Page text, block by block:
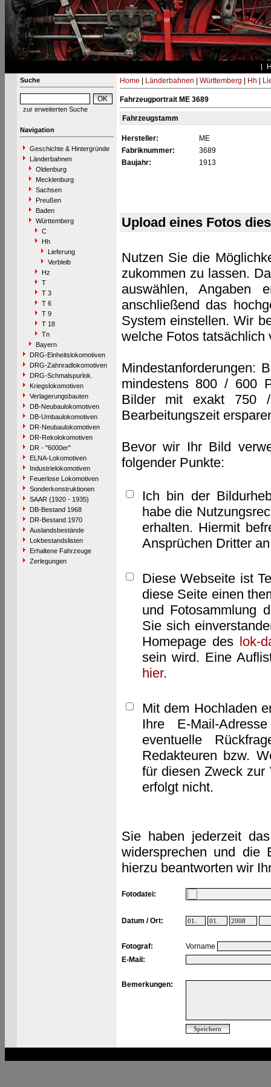
Suche
zur erweiterten Suche
Navigation
Geschichte & Hintergründe
Länderbahnen
Oldenburg
Mecklenburg
Sachsen
Preußen
Baden
Württemberg
C
Hh
Lieferung
Verbleib
Hz
T
T 3
T 6
T 9
T 18
Tn
Bayern
DRG-Einheitslokomotiven
DRG-Zahnradlokomotiven
DRG-Schmalspurlok.
Kriegslokomotiven
Verlagerungsbauten
DB-Neubaulokomotiven
DB-Umbaulokomotiven
DR-Neubaulokomotiven
DR-Rekolokomotiven
DR - "6000er"
ELNA-Lokomotiven
Industrielokomotiven
Feuerlose Lokomotiven
Sonderkonstruktionen
SAAR (1920 - 1935)
DB-Bestand 1968
DR-Bestand 1970
Auslandsbestände
Lokbestandslisten
Erhaltene Fahrzeuge
Zerlegungen
Home Länderbahnen Württemberg Hh
Fahrzeugportrait ME 3689
Fahrzeugstamm
Hersteller:
ME
Fabriknummer:
3689
Baujahr:
1913
Upload eines Fotos
Nutzen Sie die
zukommen zu lassen.
auswählen, Angaben
anschließend das
System einstellen. Wir
welche Fotos tatsächlich
Mindestanforderungen:
mindestens 800 / 600
Bilder mit exakt 750
Bearbeitungszeit
Bevor wir Ihr Bild
folgender Punkte:
Ich bin der
habe die
erhalten. Hiermit
Ansprüchen Dritter
Diese Webseite ist
diese Seite einen
und Fotosammlung
Sie sich
Homepage des lok-
sein wird. Eine
hier.
Mit dem Hochladen
Ihre E-Mail-
eventuelle
Redakteuren bzw.
für diesen Zweck zur
erfolgt nicht.
Sie haben jederzeit
widersprechen und die
hierzu beantworten wir
Fotodatei:
Datum / Ort:
Fotograf:
Vorname
E-Mail:
Bemerkungen: